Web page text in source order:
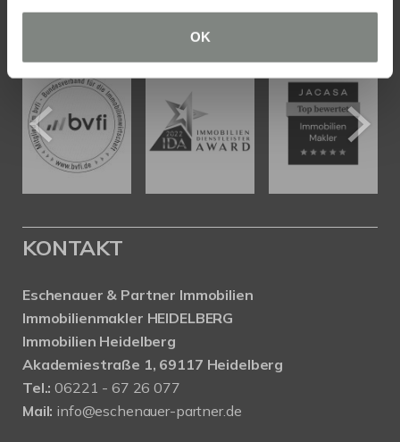
OK
SICHERHEIT & KOMPETENZ
KONTAKT
Eschenauer & Partner Immobilien
Immobilienmakler HEIDELBERG
Immobilien Heidelberg
Akademiestraße 1, 69117 Heidelberg
Tel.:06221 - 67 26 077
Mail: info@eschenauer-partner.de